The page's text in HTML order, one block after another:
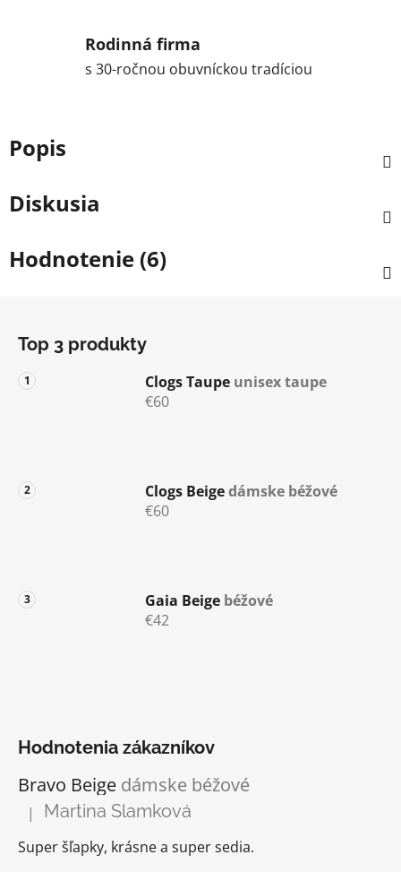
Rodinná firma
s 30-ročnou obuvníckou tradíciou
Popis
Diskusia
Hodnotenie (6)
Top 3 produkty
Clogs Taupe unisex taupe
€60
Clogs Beigedámske béžové
€60
Gaia Beige béžové
€42
Hodnotenia zákazníkov
Bravo Beige dámske béžové
Hodnotenie produktu je 5 z 5 hviezdičiek.
| Martina Slamková
Super šľapky, krásne a super sedia.